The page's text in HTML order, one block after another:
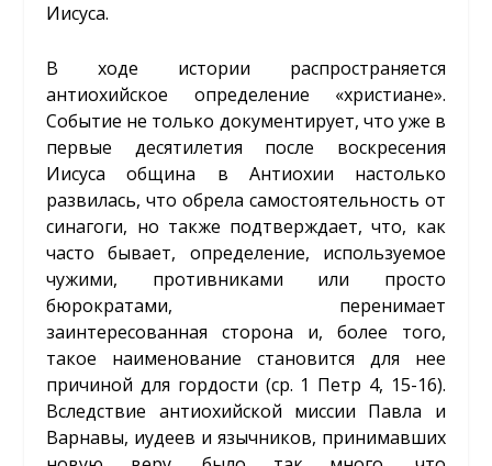
Иисуса.
В ходе истории распространяется
антиохийское определение «христиане».
Событие не только документирует, что уже в
первые десятилетия после воскресения
Иисуса община в Антиохии настолько
развилась, что обрела самостоятельность от
синагоги, но также подтверждает, что, как
часто бывает, определение, используемое
чужими, противниками или просто
бюрократами, перенимает
заинтересованная сторона и, более того,
такое наименование становится для нее
причиной для гордости (ср. 1 Петр 4, 15-16).
Вследствие антиохийской миссии Павла и
Варнавы, иудеев и язычников, принимавших